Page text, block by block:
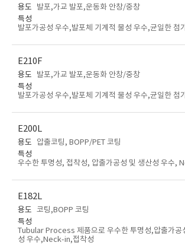
용도
발포,가교 발포,운동화 안창/중창
특성
발포가공성 우수,발포체 기계적 물성 우수,균일한 첨
E210F
용도
발포,가교 발포,운동화 안창/중창
특성
발포가공성 우수,발포체 기계적 물성 우수,균일한 첨
E200L
용도
압출코팅, BOPP/PET 코팅
특성
우수한 투명성, 접착성, 압출가공성 및 생산성 우수,
E182L
용도 코팅,BOPP 코팅
특성
Tubular Process 제품으로 우수한 투명성,압출가공
성 우수,Neck-in,접착성